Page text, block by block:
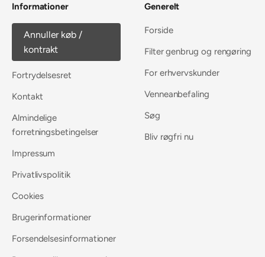
Informationer
Annuller køb /
kontrakt
Fortrydelsesret
Kontakt
Almindelige
forretningsbetingelser
Impressum
Privatlivspolitik
Cookies
Brugerinformationer
Forsendelsesinformationer
Generelt
Forside
Filter genbrug og rengøring
For erhvervskunder
Venneanbefaling
Søg
Bliv røgfri nu